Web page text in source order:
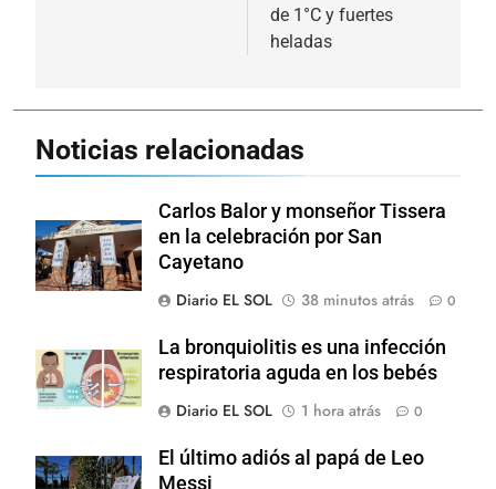
de 1°C y fuertes
heladas
Noticias relacionadas
Carlos Balor y monseñor Tissera
en la celebración por San
Cayetano
Diario EL SOL
38 minutos atrás 0
La bronquiolitis es una infección
respiratoria aguda en los bebés
Diario EL SOL
1 hora atrás 0
El último adiós al papá de Leo
Messi